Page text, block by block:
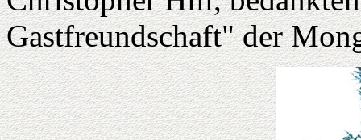
Gastfreundschaft" der